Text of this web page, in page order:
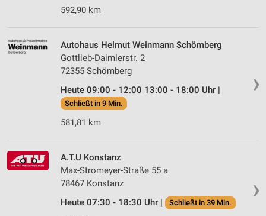
592,90 km
❯
Autohaus Helmut Weinmann Schömberg
Gottlieb-Daimlerstr. 2
72355 Schömberg
Heute 09:00 - 12:00 13:00 - 18:00 Uhr |
Schließt in 9 Min.
581,81 km
❯
A.T.U Konstanz
Max-Stromeyer-Straße 55 a
78467 Konstanz
Heute 07:30 - 18:30 Uhr |
Schließt in 39 Min.